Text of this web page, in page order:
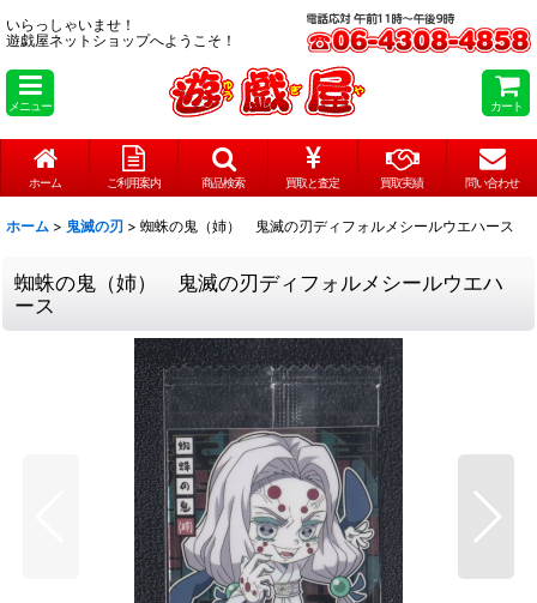
いらっしゃいませ！
遊戯屋ネットショップへようこそ！
メニュー カート
ホーム ご利用案内 商品検索 買取と査定 買取実績 問い合わせ
ホーム > 鬼滅の刃 > 蜘蛛の鬼（姉） 鬼滅の刃ディフォルメシールウエハース
蜘蛛の鬼（姉） 鬼滅の刃ディフォルメシールウエハ
ース